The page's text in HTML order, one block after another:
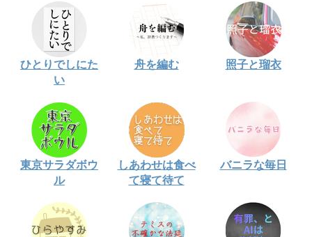
ひとりでしにた
い
舟を編む 照子と瑠衣
東京サラダボウ
ル
しあわせは食べ
て寝て待て
バニラな毎日